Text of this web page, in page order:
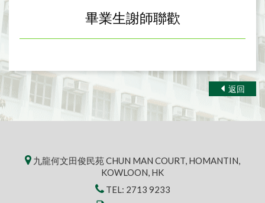
畢業生謝師聯歡
返回
九龍何文田俊民苑 CHUN MAN COURT, HOMANTIN,
KOWLOON, HK
TEL: 2713 9233